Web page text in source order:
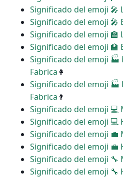
Significado del emoji ‍🎤
Significado del emoji ‍🎤
Significado del emoji ‍🏫
Significado del emoji ‍🏫
Significado del emoji
Fabrica 👩
Significado del emoji
Fabrica 👨
Significado del emoji ‍💻
Significado del emoji ‍💻
Significado del emoji ‍💼
Significado del emoji ‍💼
Significado del emoji ‍🔧
Significado del emoji ‍🔧